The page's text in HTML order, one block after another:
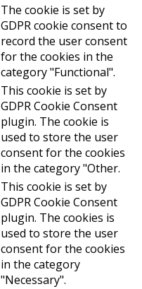
The cookie is set by
GDPR cookie consent to
record the user consent
for the cookies in the
category "Functional".
This cookie is set by
GDPR Cookie Consent
plugin. The cookie is
used to store the user
consent for the cookies
in the category "Other.
This cookie is set by
GDPR Cookie Consent
plugin. The cookies is
used to store the user
consent for the cookies
in the category
"Necessary".